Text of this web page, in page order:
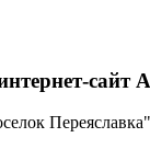
сайт
Переяславка"